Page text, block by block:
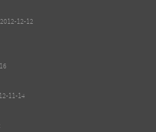
12-12
11-14